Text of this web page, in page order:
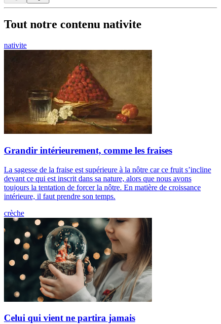
Tout notre contenu nativite
nativite
Grandir intérieurement, comme les fraises
La sagesse de la fraise est supérieure à la nôtre car ce fruit s’incline
devant ce qui est inscrit dans sa nature, alors que nous avons
toujours la tentation de forcer la nôtre. En matière de croissance
intérieure, il faut prendre son temps.
crèche
Celui qui vient ne partira jamais